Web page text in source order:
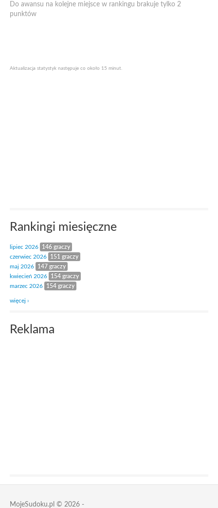
Do awansu na kolejne miejsce w rankingu brakuje tylko 2
punktów
Aktualizacja statystyk następuje co około 15 minut.
Rankingi miesięczne
lipiec 2026
146 graczy
czerwiec 2026
151 graczy
maj 2026
147 graczy
kwiecień 2026
154 graczy
marzec 2026
154 graczy
więcej ›
Reklama
MojeSudoku.pl © 2026 -